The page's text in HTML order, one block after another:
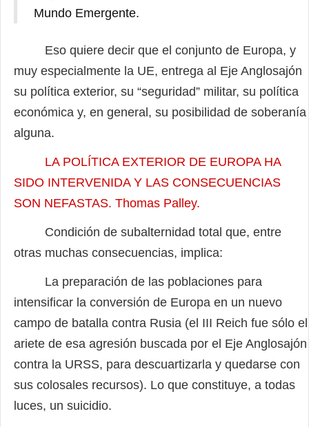
Mundo Emergente.
Eso quiere decir que el conjunto de Europa, y
muy especialmente la UE, entrega al Eje Anglosajón
su política exterior, su “seguridad” militar, su política
económica y, en general, su posibilidad de soberanía
alguna.
LA POLÍTICA EXTERIOR DE EUROPA HA
SIDO INTERVENIDA Y LAS CONSECUENCIAS
SON NEFASTAS. Thomas Palley.
Condición de subalternidad total que, entre
otras muchas consecuencias, implica:
La preparación de las poblaciones para
intensificar la conversión de Europa en un nuevo
campo de batalla contra Rusia (el III Reich fue sólo el
ariete de esa agresión buscada por el Eje Anglosajón
contra la URSS, para descuartizarla y quedarse con
sus colosales recursos). Lo que constituye, a todas
luces, un suicidio.